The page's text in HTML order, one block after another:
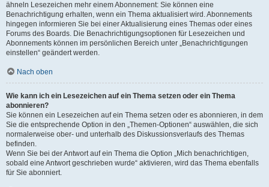
ähneln Lesezeichen mehr einem Abonnement: Sie können eine
Benachrichtigung erhalten, wenn ein Thema aktualisiert wird. Abonnements
hingegen informieren Sie bei einer Aktualisierung eines Themas oder eines
Forums des Boards. Die Benachrichtigungsoptionen für Lesezeichen und
Abonnements können im persönlichen Bereich unter „Benachrichtigungen
einstellen“ geändert werden.
Nach oben
Wie kann ich ein Lesezeichen auf ein Thema setzen oder ein Thema
abonnieren?
Sie können ein Lesezeichen auf ein Thema setzen oder es abonnieren, in dem
Sie die entsprechende Option in den „Themen-Optionen“ auswählen, die sich
normalerweise ober- und unterhalb des Diskussionsverlaufs des Themas
befinden.
Wenn Sie bei der Antwort auf ein Thema die Option „Mich benachrichtigen,
sobald eine Antwort geschrieben wurde“ aktivieren, wird das Thema ebenfalls
für Sie abonniert.